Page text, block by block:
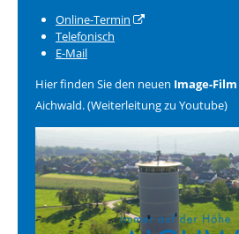
Online-Termin
Telefonisch
E-Mail
Hier finden Sie den neuen Image-Film
Aichwald. (Weiterleitung zu Youtube)